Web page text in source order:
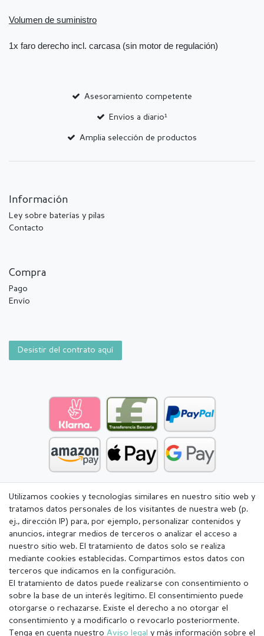
Volumen de suministro
1x faro derecho incl. carcasa (sin motor de regulación)
Asesoramiento competente
Envíos a diario¹
Amplia selección de productos
Información
Ley sobre baterías y pilas
Contacto
Compra
Pago
Envío
Desistir del contrato aquí
Utilizamos cookies y tecnologías similares en nuestro sitio web y
tratamos datos personales de los visitantes de nuestra web (p.
ej., dirección IP) para, por ejemplo, personalizar contenidos y
anuncios, integrar medios de terceros o analizar el acceso a
nuestro sitio web. El tratamiento de datos solo se realiza
mediante cookies establecidas. Compartimos estos datos con
terceros que indicamos en la configuración.
El tratamiento de datos puede realizarse con consentimiento o
sobre la base de un interés legítimo. El consentimiento puede
otorgarse o rechazarse. Existe el derecho a no otorgar el
consentimiento y a modificarlo o revocarlo posteriormente.
Tenga en cuenta nuestro Aviso legal y más información sobre el